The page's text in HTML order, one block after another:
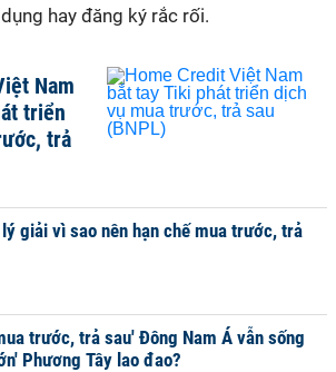
hay đăng ký rắc rối.
Nam
triển
trả
giải vì sao nên hạn chế mua trước, trả
trước, trả sau' Đông Nam Á vẫn sống
Phương Tây lao đao?